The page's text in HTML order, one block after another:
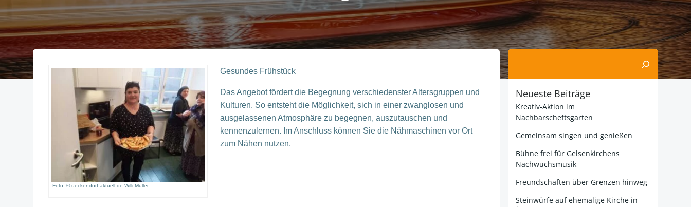
Foto: © ueckendorf-aktuell.de Willi Müller
Gesundes Frühstück
Das Angebot fördert die Begegnung verschiedenster Altersgruppen und
Kulturen. So entsteht die Möglichkeit, sich in einer zwanglosen und
ausgelassenen Atmosphäre zu begegnen, auszutauschen und
kennenzulernen. Im Anschluss können Sie die Nähmaschinen vor Ort
zum Nähen nutzen.
Suchen
Neueste Beiträge
Kreativ-Aktion im
Nachbarscheftsgarten
Gemeinsam singen und genießen
Bühne frei für Gelsenkirchens
Nachwuchsmusik
Freundschaften über Grenzen hinweg
Steinwürfe auf ehemalige Kirche in